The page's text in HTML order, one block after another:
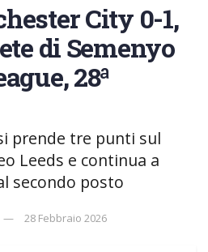
City 0-1,
di Semenyo
28ª
prende tre punti sul
Leeds e continua a
secondo posto
28 Febbraio 2026